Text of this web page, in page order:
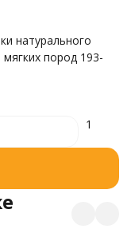
натурального
пород 193-
1